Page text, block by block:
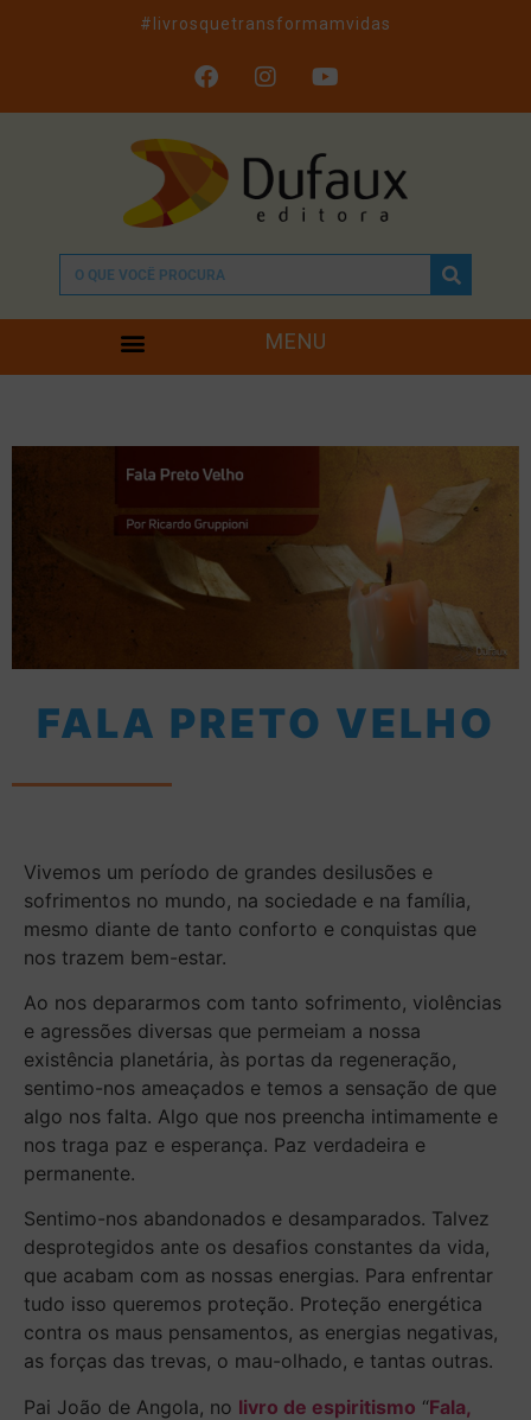
#livrosquetransformamvidas
MENU
FALA PRETO VELHO
Vivemos um período de grandes desilusões e
sofrimentos no mundo, na sociedade e na família,
mesmo diante de tanto conforto e conquistas que
nos trazem bem-estar.
Ao nos depararmos com tanto sofrimento, violências
e agressões diversas que permeiam a nossa
existência planetária, às portas da regeneração,
sentimo-nos ameaçados e temos a sensação de que
algo nos falta. Algo que nos preencha intimamente e
nos traga paz e esperança. Paz verdadeira e
permanente.
Sentimo-nos abandonados e desamparados. Talvez
desprotegidos ante os desafios constantes da vida,
que acabam com as nossas energias. Para enfrentar
tudo isso queremos proteção. Proteção energética
contra os maus pensamentos, as energias negativas,
as forças das trevas, o mau-olhado, e tantas outras.
Pai João de Angola, no livro de espiritismo “Fala,